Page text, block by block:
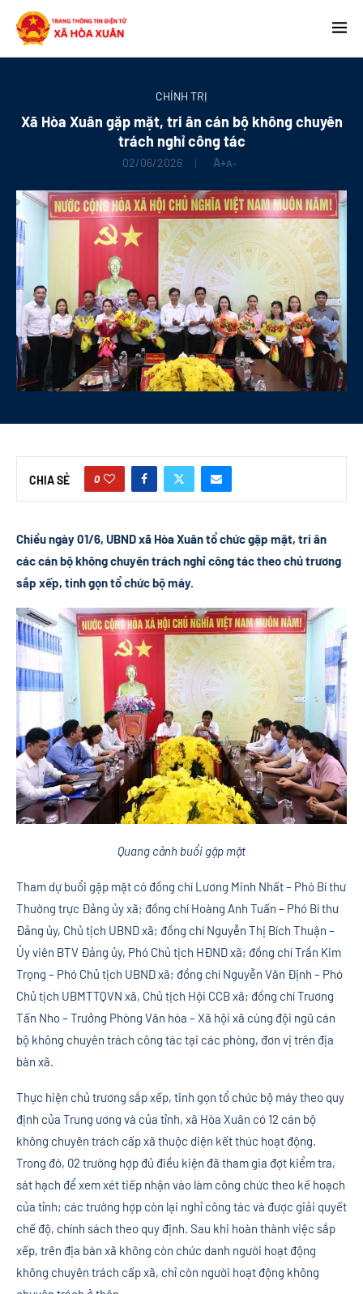
CHÍNH TRỊ
Xã Hòa Xuân gặp mặt, tri ân cán bộ không chuyên
trách nghỉ công tác
02/06/2026 A+A-
CHIA SẺ 0
Chiều ngày 01/6, UBND xã Hòa Xuân tổ chức gặp mặt, tri ân
các cán bộ không chuyên trách nghỉ công tác theo chủ trương
sắp xếp, tinh gọn tổ chức bộ máy.
Quang cảnh buổi gặp mặt
Tham dự buổi gặp mặt có đồng chí Lương Minh Nhất – Phó Bí thư
Thường trực Đảng ủy xã; đồng chí Hoàng Anh Tuấn – Phó Bí thư
Đảng ủy, Chủ tịch UBND xã; đồng chí Nguyễn Thị Bích Thuận –
Ủy viên BTV Đảng ủy, Phó Chủ tịch HĐND xã; đồng chí Trần Kim
Trọng – Phó Chủ tịch UBND xã; đồng chí Nguyễn Văn Định – Phó
Chủ tịch UBMTTQVN xã, Chủ tịch Hội CCB xã; đồng chí Trương
Tấn Nho – Trưởng Phòng Văn hóa – Xã hội xã cùng đội ngũ cán
bộ không chuyên trách công tác tại các phòng, đơn vị trên địa
bàn xã.
Thực hiện chủ trương sắp xếp, tinh gọn tổ chức bộ máy theo quy
định của Trung ương và của tỉnh, xã Hòa Xuân có 12 cán bộ
không chuyên trách cấp xã thuộc diện kết thúc hoạt động.
Trong đó, 02 trường hợp đủ điều kiện đã tham gia đợt kiểm tra,
sát hạch để xem xét tiếp nhận vào làm công chức theo kế hoạch
của tỉnh; các trường hợp còn lại nghỉ công tác và được giải quyết
chế độ, chính sách theo quy định. Sau khi hoàn thành việc sắp
xếp, trên địa bàn xã không còn chức danh người hoạt động
không chuyên trách cấp xã, chỉ còn người hoạt động không